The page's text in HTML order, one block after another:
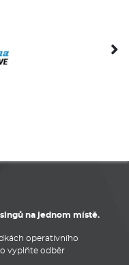
na jednom místě.
operativního
vyplňte odběr